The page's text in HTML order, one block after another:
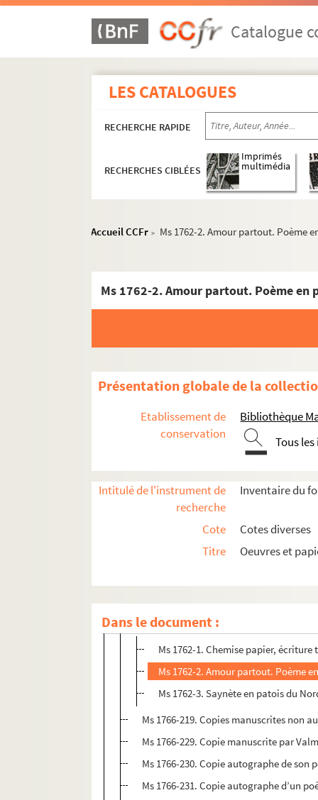
Catalogue
LES CATALOGUES
RECHERCHE RAPIDE
RECHERCHES CIBLÉES
Imprimés
multimédia
Accueil CCFr > Ms 1762-2. Amour partout. Poème
Ms 1762-2. Amour partout. Poème en
Présentation globale de la
Etablissement de
conservation
Bibliothèque
Tous
Intitulé de l'instrument de
recherche
Inventaire du
Cote
Cotes diverses
Titre
Oeuvres et
Dans le document :
Oeuvres de Marceline Desbordes-Valmore
Ms 1063 . Marceline Desbordes
Ms 1506. Poésies autographes de
Ms 1567. Poésies choisies et copiées
Ms 1734-12. Poème intituléLe menteur
Ms 1751-48. Poème autographe de
Ms 1751-62. Poème autographe : Pour
Ms 1762. Copie de vers de Marceline
Ms 1762-1. Chemise papier,
Ms 1762-2. Amour partout. Poème
Ms 1762-3. Saynète en patois du
Ms 1766-219. Copies manuscrites non
Ms 1766-229. Copie manuscrite par
Ms 1766-230. Copie autographe de son
Ms 1766-231. Copie autographe d’un